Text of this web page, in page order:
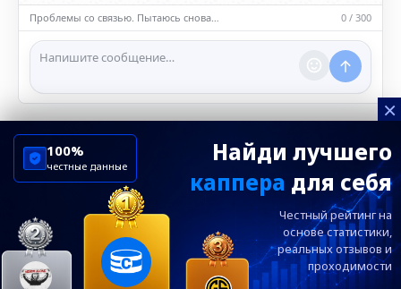
насилию.
ℹ️ Модераторы и администраторы вправе удалять
сообщения и ограничивать доступ к чату при
нарушении правил.
Проблемы со связью. Пытаюсь снова… 0 / 300
×
Найди лучшего
каппера для себя
Честный рейтинг на
основе статистики,
реальныхотзывов и
проходимости
100%
честные данные
ChelseaBluesRu
ФК Челси
Посетителям
Информация
Ежевечерний дайджест главных новостей от